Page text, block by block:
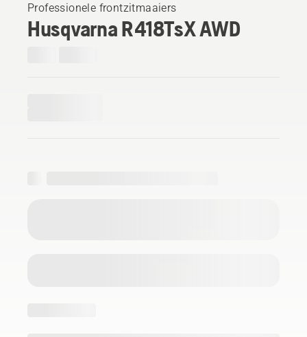
Professionele frontzitmaaiers
Husqvarna R 418TsX AWD